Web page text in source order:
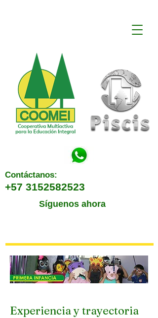
Síguenos ahora
Contáctanos:
+57 3152582523
Experiencia y trayectoria